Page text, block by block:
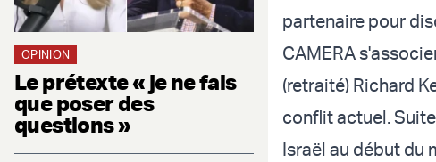
OPINION
Le prétexte « je ne fais
que poser des
questions »
partenaire pour
CAMERA
(retraité) Richard
conflit actuel.
Israël au début du